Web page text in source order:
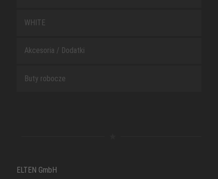
WHITE
Akcesoria / Dodatki
Buty robocze
ELTEN GmbH